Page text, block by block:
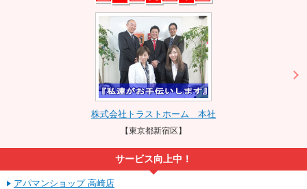
株式会社トラストホーム 本社
【東京都新宿区】
サービス向上中！
アパマンショップ 高崎店